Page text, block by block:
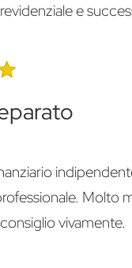
e
Molto
vivamente.